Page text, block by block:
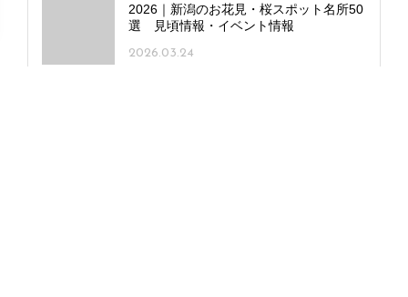
2026｜新潟のお花見・桜スポット名所50
選 見頃情報・イベント情報
2026.03.24